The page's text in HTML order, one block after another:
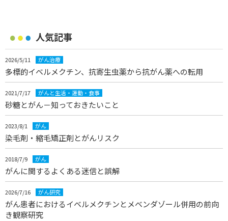
人気記事
2026/5/11 がん治療
多標的イベルメクチン、抗寄生虫薬から抗がん薬への転用
2021/7/17 がんと生活・運動・食事
砂糖とがん－知っておきたいこと
2023/8/1 がん
染毛剤・縮毛矯正剤とがんリスク
2018/7/9 がん
がんに関するよくある迷信と誤解
2026/7/16 がん研究
がん患者におけるイベルメクチンとメベンダゾール併用の前向
き観察研究